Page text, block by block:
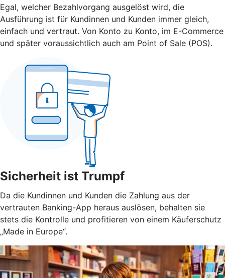
Egal, welcher Bezahlvorgang ausgelöst wird, die
Ausführung ist für Kundinnen und Kunden immer gleich,
einfach und vertraut. Von Konto zu Konto, im E-Commerce
und später voraussichtlich auch am Point of Sale (POS).
Sicherheit ist Trumpf
Da die Kundinnen und Kunden die Zahlung aus der
vertrauten Banking-App heraus auslösen, behalten sie
stets die Kontrolle und profitieren von einem Käuferschutz
„Made in Europe“.